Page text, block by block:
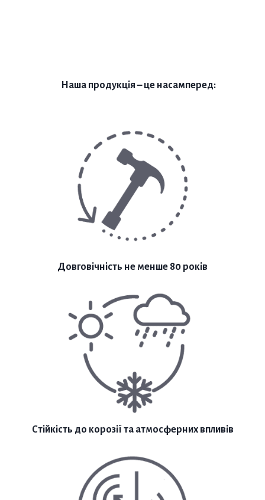
Наша продукція – це насамперед:
Довговічність не менше 80 років
Стійкість до корозії та атмосферних впливів